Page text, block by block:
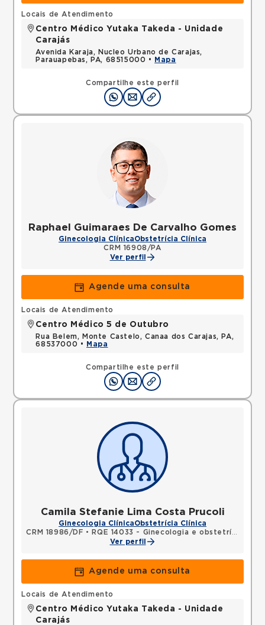
Compartilhe este perfil
Locais de Atendimento
Centro Médico Yutaka Takeda - Unidade
Carajás
Avenida Karaja, Nucleo Urbano de Carajas,
Parauapebas, PA, 68515000 •
Mapa
Raphael Guimaraes De Carvalho Gomes
Ginecologia ClínicaObstetrícia Clínica
CRM 16908/PA
Ver perfil
Agende uma consulta
Compartilhe este perfil
Locais de Atendimento
Centro Médico 5 de Outubro
Rua Belem, Monte Castelo, Canaa dos Carajas, PA,
68537000 •
Mapa
Camila Stefanie Lima Costa Prucoli
Ginecologia ClínicaObstetrícia Clínica
CRM 18986/DF •
RQE 14033 - Ginecologia e obstetrícia
Ver perfil
Agende uma consulta
Locais de Atendimento
Centro Médico Yutaka Takeda - Unidade
Carajás